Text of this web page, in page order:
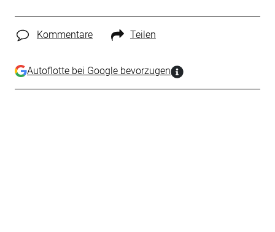
Kommentare Teilen
Autoflotte bei Google bevorzugen